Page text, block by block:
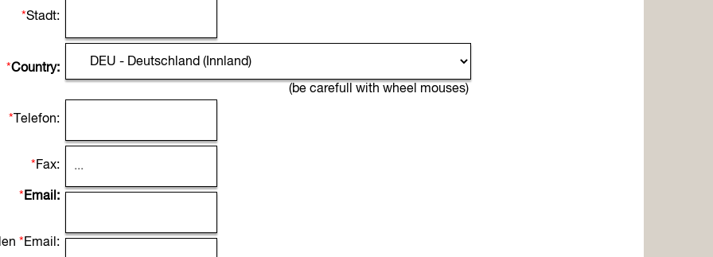
*Stadt:
*Country:
(be carefull with wheel mouses)
* Telefon:
*Fax:
*Email:
*Email: